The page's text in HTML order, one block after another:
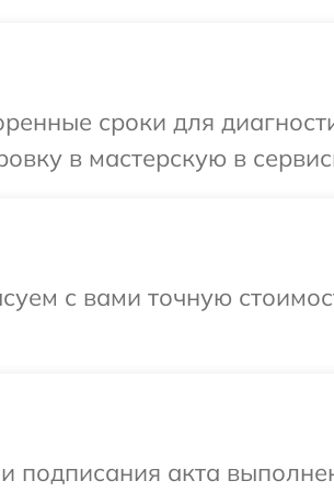
сроки для
в мастерскую в
с вами точную
и подписания акта